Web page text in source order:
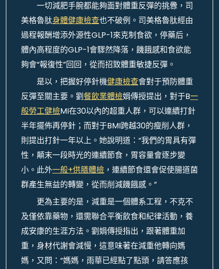
一切減肥手腕都能夠面對體重反彈的挑釁，司
美格魯肽身體健康檢查也不破例。司美格魯肽經由
過程報酬增添外源性GLP-1來克制食欲，停藥后，
體內高程度的GLP-1會驟然降落，饑餓感和食欲能
夠會“報復性”回回，從而招致體重敏捷反彈。
是以，把握好停針機健康檢查會對于預防體重
反彈至關主要。劉餐飲業體檢娟傳授提出，對于B一
般勞工健檢MI在30以內的超重人群，可以連續打針
半年擺佈再停針；而對于BMI跨越30的瘦削人群，
則提出打針一年以上。她說明道：“我們的胃具有彈
性，顛末一段時光的連續節食，胃容量會逐步變
小。此外一般+供膳體檢 ，連續節食還會促使腸道菌
群產生無益的轉變，從而削減饑餓感。”
更為主要的是，減重是一個體系工程，不克不
及僅依靠藥物，還需聯合平衡飲食和紀律活動，養
成安康的生涯方法。劉娟傳授指出，跟著體重加
重，身材代謝會減慢，這意味著在減重他轉向媽
媽，又問：“媽媽，雨華已經點了點頭，請答應孩